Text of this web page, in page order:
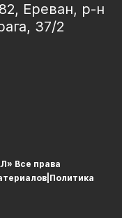
Ереван, р-н
37/2
Все права
Политика